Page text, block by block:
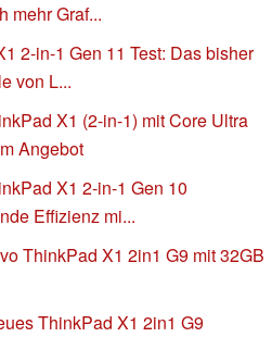
mehr Graf...
2-in-1 Gen 11 Test: Das bisher
von L...
X1 (2-in-1) mit Core Ultra
Angebot
X1 2-in-1 Gen 10
Effizienz mi...
ThinkPad X1 2in1 G9 mit 32GB
ThinkPad X1 2in1 G9